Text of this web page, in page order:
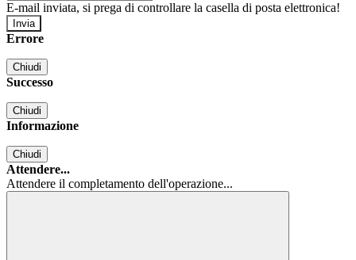
E-mail inviata, si prega di controllare la casella di posta elettronica!
Errore
Chiudi
Successo
Chiudi
Informazione
Chiudi
Attendere...
Attendere il completamento dell'operazione...